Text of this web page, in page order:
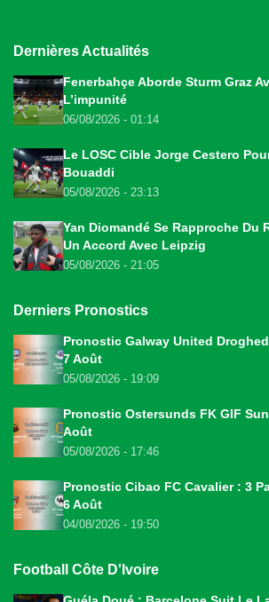
Dernières Actualités
Fenerbahçe Aborde Sturm Graz
L’impunité
06/08/2026 - 01:14
Le LOSC Cible Jorge Cestero
Bouaddi
05/08/2026 - 23:13
Yan Diomandé Se Rapproche Du
Un Accord Avec Leipzig
05/08/2026 - 21:05
Derniers Pronostics
Pronostic Galway United
7 Août
05/08/2026 - 19:09
Pronostic Ostersunds FK GIF
Août
05/08/2026 - 17:46
Pronostic Cibao FC Cavalier : 3
6 Août
04/08/2026 - 19:50
Football Côte D'Ivoire